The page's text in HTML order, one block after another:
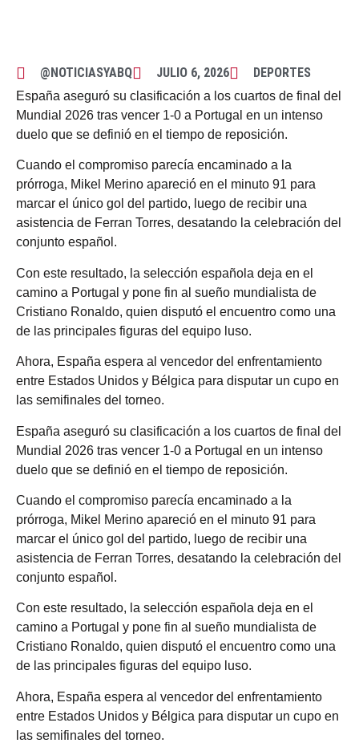
@NOTICIASYABQ JULIO 6, 2026 DEPORTES
España aseguró su clasificación a los cuartos de final del
Mundial 2026 tras vencer 1-0 a Portugal en un intenso
duelo que se definió en el tiempo de reposición.
Cuando el compromiso parecía encaminado a la
prórroga, Mikel Merino apareció en el minuto 91 para
marcar el único gol del partido, luego de recibir una
asistencia de Ferran Torres, desatando la celebración del
conjunto español.
Con este resultado, la selección española deja en el
camino a Portugal y pone fin al sueño mundialista de
Cristiano Ronaldo, quien disputó el encuentro como una
de las principales figuras del equipo luso.
Ahora, España espera al vencedor del enfrentamiento
entre Estados Unidos y Bélgica para disputar un cupo en
las semifinales del torneo.
España aseguró su clasificación a los cuartos de final del
Mundial 2026 tras vencer 1-0 a Portugal en un intenso
duelo que se definió en el tiempo de reposición.
Cuando el compromiso parecía encaminado a la
prórroga, Mikel Merino apareció en el minuto 91 para
marcar el único gol del partido, luego de recibir una
asistencia de Ferran Torres, desatando la celebración del
conjunto español.
Con este resultado, la selección española deja en el
camino a Portugal y pone fin al sueño mundialista de
Cristiano Ronaldo, quien disputó el encuentro como una
de las principales figuras del equipo luso.
Ahora, España espera al vencedor del enfrentamiento
entre Estados Unidos y Bélgica para disputar un cupo en
las semifinales del torneo.